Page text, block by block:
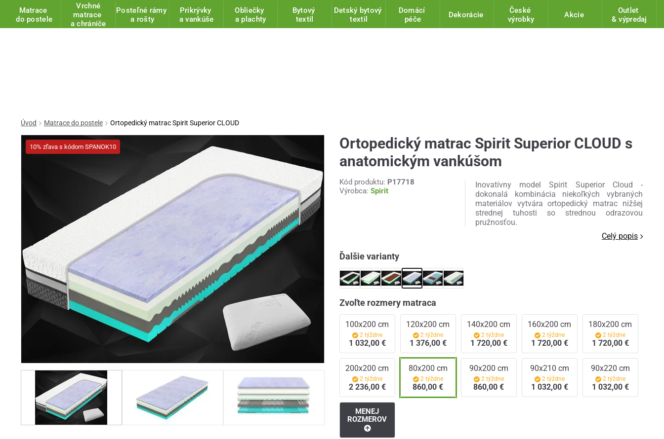
Matrace
do postele
Vrchné
matrace
a chrániče
Posteľné rámy
a rošty
Prikrývky
a vankúše
Obliečky
a plachty
Bytový
textil
Detský bytový
textil
Domácí
péče
Dekorácie
České
výrobky
Akcie
Outlet
& výpredaj
Úvod Matrace do postele Ortopedický matrac Spirit Superior CLOUD
10% zľava s kódom SPANOK10
Ortopedický matrac Spirit Superior CLOUD s
anatomickým vankúšom
Kód produktu: P17718
Výrobca: Spirit
Inovatívny model Spirit Superior Cloud -
dokonalá kombinácia niekoľkých vybraných
materiálov vytvára ortopedický matrac nižšej
strednej tuhosti so strednou odrazovou
pružnosťou.
Celý popis
Ďalšie varianty
Zvoľte rozmery matraca
100x200 cm
2 týždne
1 032,00 €
120x200 cm
2 týždne
1 376,00 €
140x200 cm
2 týždne
1 720,00 €
160x200 cm
2 týždne
1 720,00 €
180x200 cm
2 týždne
1 720,00 €
200x200 cm
2 týždne
2 236,00 €
80x200 cm
2 týždne
860,00 €
90x200 cm
2 týždne
860,00 €
90x210 cm
2 týždne
1 032,00 €
90x220 cm
2 týždne
1 032,00 €
MENEJ
ROZMEROV